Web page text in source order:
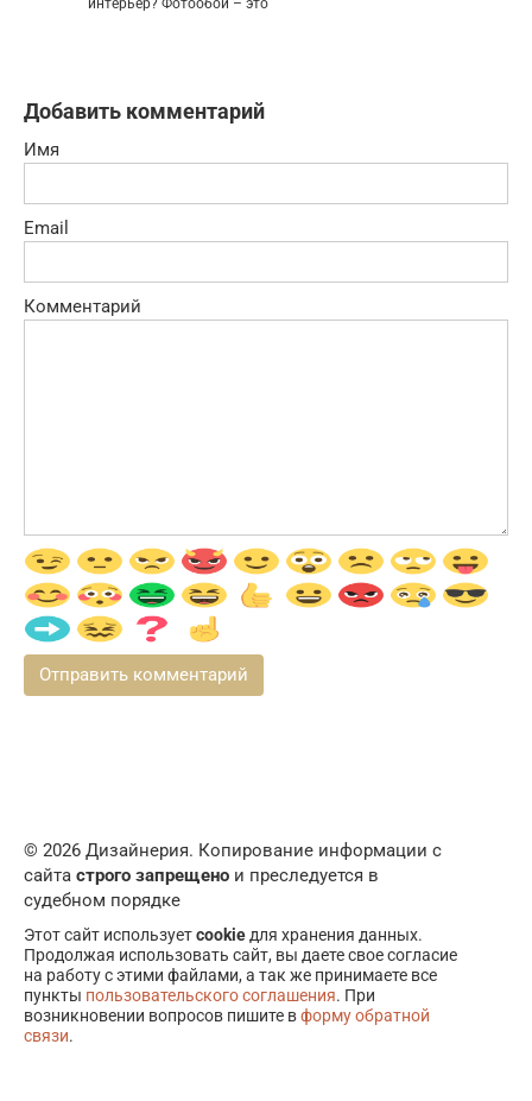
интерьер? Фотообои – это
Добавить комментарий
Имя
Email
Комментарий
© 2026 Дизайнерия. Копирование информации с
сайта строго запрещено и преследуется в
судебном порядке
Этот сайт используетcookie для хранения данных.
Продолжая использовать сайт, вы даете свое согласие
на работу с этими файлами, а так же принимаете все
пункты пользовательского соглашения. При
возникновении вопросов пишите вформу обратной
связи.